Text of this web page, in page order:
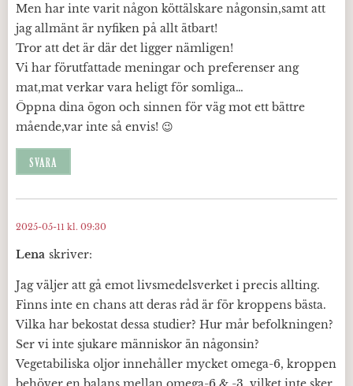
Men har inte varit någon köttälskare någonsin,samt att
jag allmänt är nyfiken på allt ätbart!
Tror att det är där det ligger nämligen!
Vi har förutfattade meningar och preferenser ang
mat,mat verkar vara heligt för somliga…
Öppna dina ögon och sinnen för väg mot ett bättre
mående,var inte så envis! 😉
SVARA
Lena skriver:
2025-05-11 kl. 09:30
Jag väljer att gå emot livsmedelsverket i precis allting.
Finns inte en chans att deras råd är för kroppens bästa.
Vilka har bekostat dessa studier? Hur mår befolkningen?
Ser vi inte sjukare människor än någonsin?
Vegetabiliska oljor innehåller mycket omega-6, kroppen